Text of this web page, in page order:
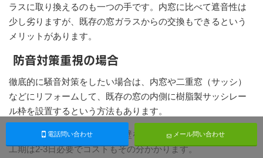
ラスに取り換えるのも一つの手です。内窓に比べて遮音性は
少し劣りますが、既存の窓ガラスからの交換もできるという
メリットがあります。
防音対策重視の場合
徹底的に騒音対策をしたい場合は、内窓や二重窓（サッシ）
などにリフォームして、既存の窓の内側に樹脂製サッシレー
ル枠を設置するという方法もあります。
サッシを全部取り換えるには壁を切ったりすることもあり、
工期は2-3日必要でコストもその分かかります。
電話問い合わせ メール問い合わせ